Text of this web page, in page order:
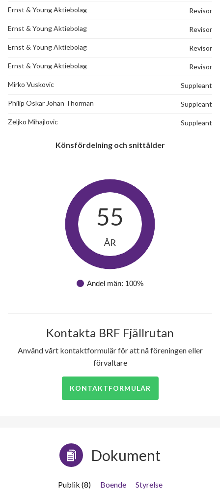
Ernst & Young Aktiebolag Revisor
Ernst & Young Aktiebolag Revisor
Ernst & Young Aktiebolag Revisor
Ernst & Young Aktiebolag Revisor
Mirko Vuskovic Suppleant
Philip Oskar Johan Thorman Suppleant
Zeljko Mihajlovic Suppleant
Könsfördelning och snittålder
Andel män: 100%
55
ÅR
Kontakta BRF Fjällrutan
Använd vårt kontaktformulär för att nå föreningen eller
förvaltare
KONTAKTFORMULÄR
Dokument
Publik (8) Boende
Styrelse